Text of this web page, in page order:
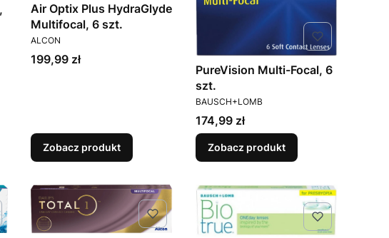
Air Optix Plus HydraGlyde
Multifocal, 6 szt.
PRODUCENT
ALCON
Cena
199,99 zł
Zobacz produkt
PureVision Multi-Focal, 6
szt.
PRODUCENT
BAUSCH+LOMB
Cena
174,99 zł
Zobacz produkt